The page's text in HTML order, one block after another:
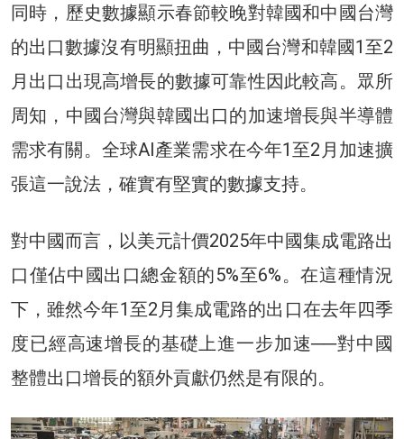
同時，歷史數據顯示春節較晚對韓國和中國台灣
的出口數據沒有明顯扭曲，中國台灣和韓國1至2
月出口出現高增長的數據可靠性因此較高。眾所
周知，中國台灣與韓國出口的加速增長與半導體
需求有關。全球AI產業需求在今年1至2月加速擴
張這一說法，確實有堅實的數據支持。
對中國而言，以美元計價2025年中國集成電路出
口僅佔中國出口總金額的5%至6%。在這種情況
下，雖然今年1至2月集成電路的出口在去年四季
度已經高速增長的基礎上進一步加速──對中國
整體出口增長的額外貢獻仍然是有限的。